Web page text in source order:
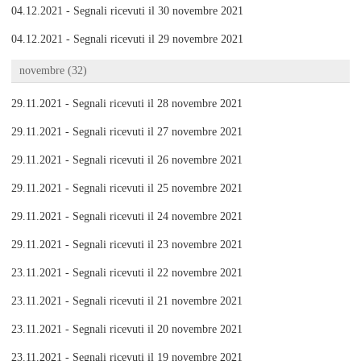
04.12.2021 - Segnali ricevuti il 30 novembre 2021
04.12.2021 - Segnali ricevuti il 29 novembre 2021
novembre (32)
29.11.2021 - Segnali ricevuti il 28 novembre 2021
29.11.2021 - Segnali ricevuti il 27 novembre 2021
29.11.2021 - Segnali ricevuti il 26 novembre 2021
29.11.2021 - Segnali ricevuti il 25 novembre 2021
29.11.2021 - Segnali ricevuti il 24 novembre 2021
29.11.2021 - Segnali ricevuti il 23 novembre 2021
23.11.2021 - Segnali ricevuti il 22 novembre 2021
23.11.2021 - Segnali ricevuti il 21 novembre 2021
23.11.2021 - Segnali ricevuti il 20 novembre 2021
23.11.2021 - Segnali ricevuti il 19 novembre 2021